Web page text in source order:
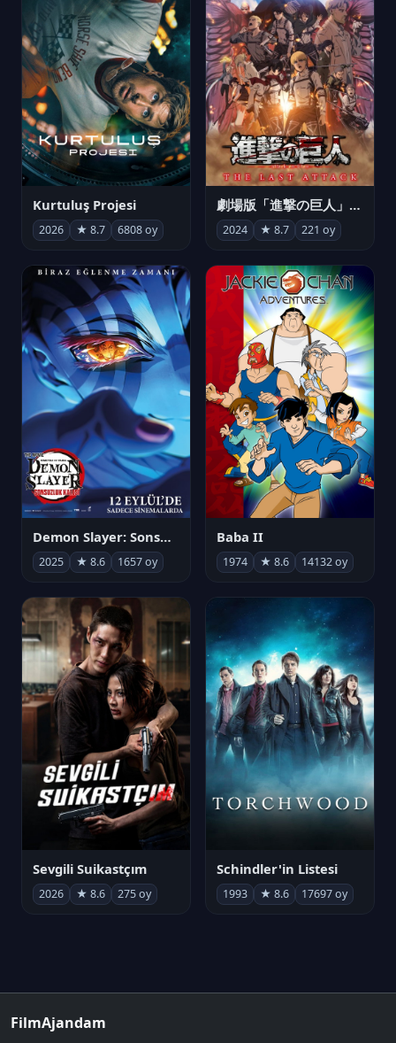
Kurtuluş Projesi
2026 ★ 8.7 6808 oy
劇場版「進撃の巨人」完結編 THE LAST ATTACK
2024 ★ 8.7 221 oy
Demon Slayer: Sonsuzluk Kalesi
2025 ★ 8.6 1657 oy
Baba II
1974 ★ 8.6 14132 oy
Sevgili Suikastçım
2026 ★ 8.6 275 oy
Schindler'in Listesi
1993 ★ 8.6 17697 oy
FilmAjandam